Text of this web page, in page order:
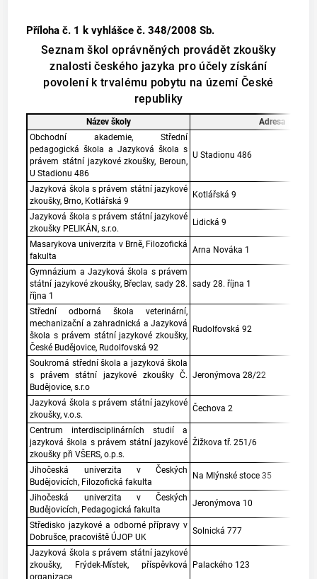
Příloha č. 1 k vyhlášce č. 348/2008 Sb.
Seznam škol oprávněných provádět zkoušky
znalosti českého jazyka pro účely získání
povolení k trvalému pobytu na území České
republiky
Název školy
Adresa
Obchodní akademie, Střední
pedagogická škola a Jazyková škola s
právem státní jazykové zkoušky, Beroun,
U Stadionu 486
U Stadionu 486
Jazyková škola s právem státní jazykové
zkoušky, Brno, Kotlářská 9
Kotlářská 9
Jazyková škola s právem státní jazykové
zkoušky PELIKÁN, s.r.o.
Lidická 9
Masarykova univerzita v Brně, Filozofická
fakulta
Arna Nováka 1
Gymnázium a Jazyková škola s právem
státní jazykové zkoušky, Břeclav, sady 28.
října 1
sady 28. října 1
Střední odborná škola veterinární,
mechanizační a zahradnická a Jazyková
škola s právem státní jazykové zkoušky,
České Budějovice, Rudolfovská 92
Rudolfovská 92
Soukromá střední škola a jazyková škola
s právem státní jazykové zkoušky Č.
Budějovice, s.r.o
Jeronýmova 28/22
Jazyková škola s právem státní jazykové
zkoušky, v.o.s.
Čechova 2
Centrum interdisciplinárních studií a
jazyková škola s právem státní jazykové
zkoušky při VŠERS, o.p.s.
Žižkova tř. 251/6
Jihočeská univerzita v Českých
Budějovicích, Filozofická fakulta
Na Mlýnské stoce 35
Jihočeská univerzita v Českých
Budějovicích, Pedagogická fakulta
Jeronýmova 10
Středisko jazykové a odborné přípravy v
Dobrušce, pracoviště ÚJOP UK
Solnická 777
Jazyková škola s právem státní jazykové
zkoušky, Frýdek-Místek, příspěvková
Palackého 123